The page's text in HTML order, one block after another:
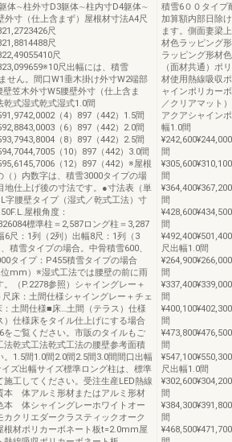
体∼柱外寸D3躯体∼柱内寸D4躯体∼
寸（仕上含まず）屋根材寸法A4尺
尺
尺
尺
尺出幅には、積雪
せん。間口W1垂木掛け外寸W2端部
笠木外寸W5腰壁外寸（仕上含ま
式湿式乾式湿式1.0間
（4）897（442）1.5間
（6）897（442）2.0間
（8）897（442）2.5間
（10）897（442）3.0間
（12）897（442）※屋根
）内数字は、積雪3000タイプの場
仕上げ後の寸法です。●寸法表（単
腰壁タイプ（湿式／乾式工法）寸
屋根角度：
標準柱＝2,587ロング柱＝3,287
6尺：1列（2列）出幅8尺：1列（3
積雪タイプの場合。中骨積雪600、
タイプ：P455積雪タイプの場合
位mm）※湿式工法では腰壁の前に雨
（P.2278参照）シャイングレー＋
床：土間仕様シャイングレー＋チェ
土間仕様■床…土間（テラス）仕様
）仕様床をタイル仕上げにする場合
をご覧ください。市販のタイルもご
法乾式工法乾式工法の腰壁参考面積
。1.5間1.0間2.0間2.5間3.0間間口出幅
ズ出幅サイズ標準ロング柱は、標準
施工してください。受注生産LED熱線
本 体アルミ形材またはアルミ形材
本 体シャイングレーホワイトオー
クリエダークラスティックオーク
根材ポリカーボネート板t=2.0mm屋
積雪6００タイプ
加算額内部日除
ます。側面妻梁
材色ラッピング
ラッピング形材
（面材共通）ポ
材使用熱線吸収
ャインポリカー
／クリアマット
アクアシャイン
幅1.0間
間
間
間
間
尺出幅1.0間
間
間
間
間
尺出幅1.0間
間
間